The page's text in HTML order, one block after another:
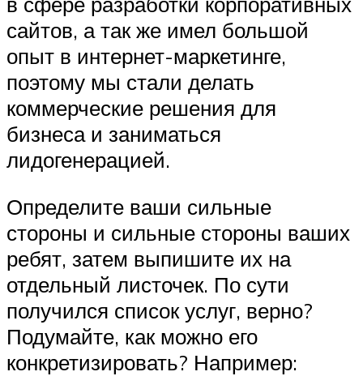
сайтов, а так же имел большой
опыт в интернет-маркетинге,
поэтому мы стали делать
коммерческие решения для
бизнеса и заниматься
лидогенерацией.
Определите ваши сильные
стороны и сильные стороны ваших
ребят, затем выпишите их на
отдельный листочек. По сути
получился список услуг, верно?
Подумайте, как можно его
конкретизировать? Например: